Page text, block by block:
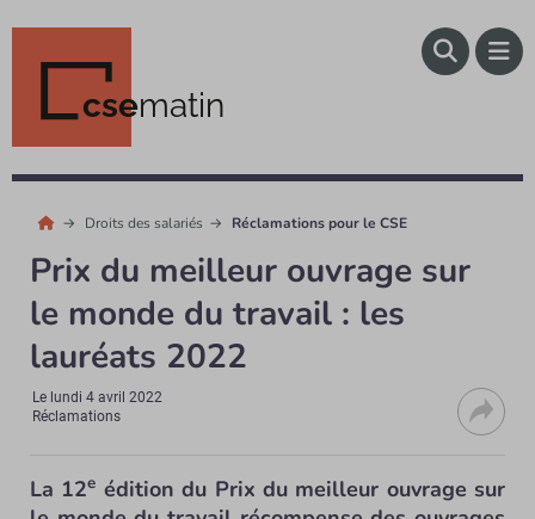
csematin
Droits des salariés Réclamations pour le CSE
Prix du meilleur ouvrage sur
le monde du travail : les
lauréats 2022
Le lundi 4 avril 2022
Réclamations
La 12e édition du Prix du meilleur ouvrage sur